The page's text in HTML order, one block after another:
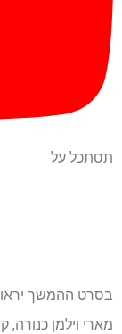
תסתכל על
בסרט ההמשך יראו
מארי וילמן